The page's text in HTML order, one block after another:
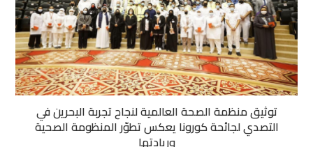
توثيق منظمة الصحة العالمية لنجاح تجربة البحرين في
التصدي لجائحة كورونا يعكس تطوّر المنظومة الصحية
وريادتها